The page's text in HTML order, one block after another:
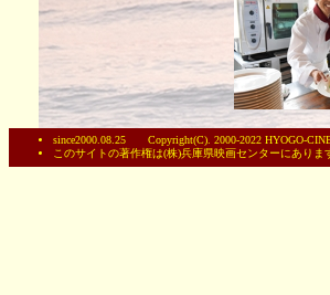
since2000.08.25 Copyright(C). 2000-2022 HYOGO-
このサイトの著作権は(株)兵庫県映画センターにあり